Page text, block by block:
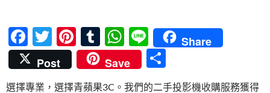
F
ac
e
T
w
itt
Pi
nt
er
T
u
m
W
h
at
Li
n
e
Share
Post
Save
享
選擇專業，選擇青蘋果3C。我們的二手投影機收購服務獲得